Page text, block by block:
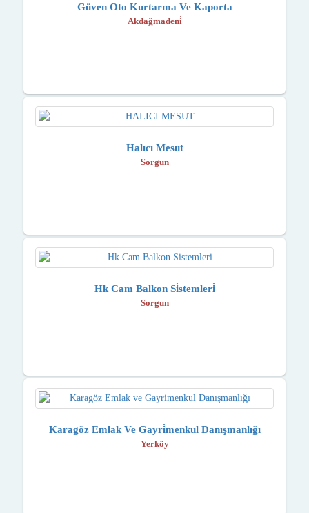
Güven Oto Kurtarma Ve Kaporta
Akdağmadeni̇
Halıcı Mesut
Sorgun
Hk Cam Balkon Si̇stemleri̇
Sorgun
Karagöz Emlak Ve Gayri̇menkul Danışmanlığı
Yerköy